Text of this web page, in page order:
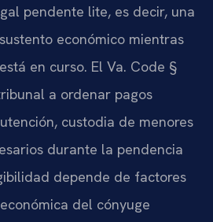
pendente lite, es decir, una
económico mientras
en curso. El Va. Code §
a ordenar pagos
custodia de menores
durante la pendencia
depende de factores
del cónyuge